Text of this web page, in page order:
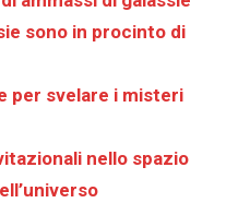
sono in procinto di
per svelare i misteri
nello spazio